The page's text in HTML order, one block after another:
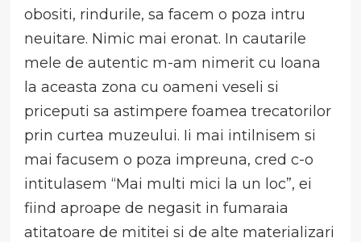
obositi, rindurile, sa facem o poza intru
neuitare. Nimic mai eronat. In cautarile
mele de autentic m-am nimerit cu Ioana
la aceasta zona cu oameni veseli si
priceputi sa astimpere foamea trecatorilor
prin curtea muzeului. Ii mai intilnisem si
mai facusem o poza impreuna, cred c-o
intitulasem “Mai multi mici la un loc”, ei
fiind aproape de negasit in fumaraia
atitatoare de mititei si de alte materializari